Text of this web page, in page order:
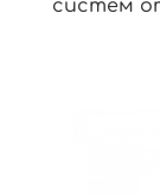
систем